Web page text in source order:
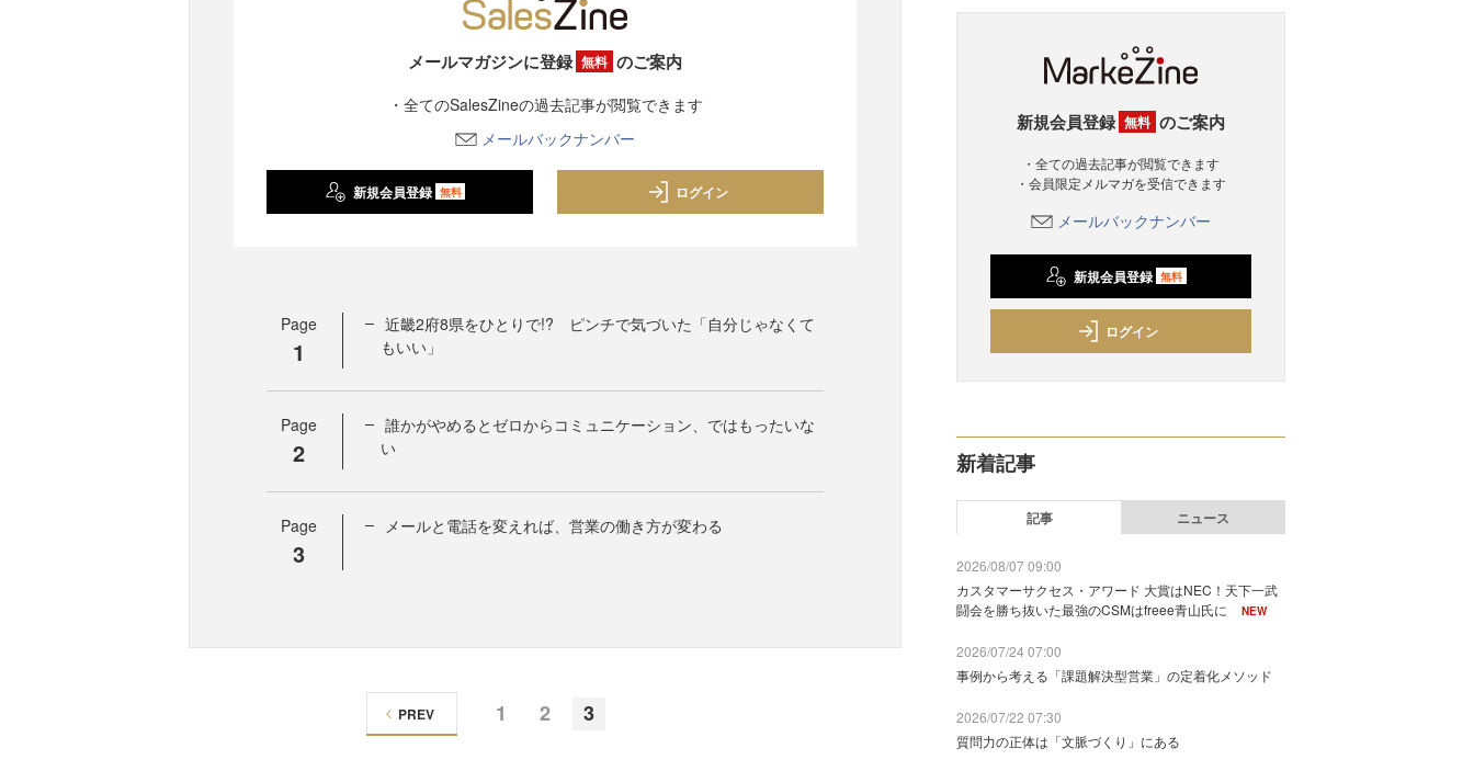
メールマガジンに登録 無料 のご案内
・全てのSalesZineの過去記事が閲覧できます
メールバックナンバー
新規会員登録 無料 ログイン
Page
1
近畿2府8県をひとりで!? ピンチで気づいた「自分じゃなくて
もいい」
Page
2
誰かがやめるとゼロからコミュニケーション、ではもったいな
い
Page
3
メールと電話を変えれば、営業の働き方が変わる
1 2 3
PREV
新規会員登録 無料 のご案内
・全ての過去記事が閲覧できます
・会員限定メルマガを受信できます
メールバックナンバー
新規会員登録 無料
ログイン
新着記事
記事 ニュース
2026/08/07 09:00
カスタマーサクセス・アワード 大賞はNEC！天下一武
闘会を勝ち抜いた最強のCSMはfreee青山氏に
NEW
2026/07/24 07:00
事例から考える「課題解決型営業」の定着化メソッド
2026/07/22 07:30
質問力の正体は「文脈づくり」にある